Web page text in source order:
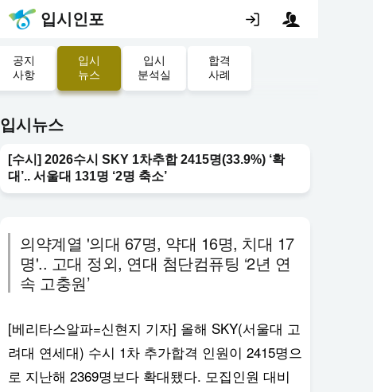
입시인포
공지
사항
입시
뉴스
입시
분석실
합격
사례
입시뉴스
[수시] 2026수시 SKY 1차추합 2415명(33.9%) ‘확
대’.. 서울대 131명 ‘2명 축소’
의약계열 '의대 67명, 약대 16명, 치대 17
명'.. 고대 정외, 연대 첨단컴퓨팅 ‘2년 연
속 고충원’
[베리타스알파=신현지 기자] 올해 SKY(서울대 고
려대 연세대) 수시 1차 추가합격 인원이 2415명으
로 지난해 2369명보다 확대됐다. 모집인원 대비